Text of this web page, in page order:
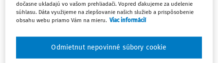
zahraničného lektora alebo o pedagogického
zamestnanca
Máte predplatné? Prihláste sa
dočasne ukladajú vo vašom prehliadači. Vopred ďakujeme za udelenie
súhlasu. Dáta využijeme na zlepšovanie našich služieb a prispôsobenie
obsahu webu priamo Vám na mieru. Viac informácií
Odmietnut nepovinné súbory cookie